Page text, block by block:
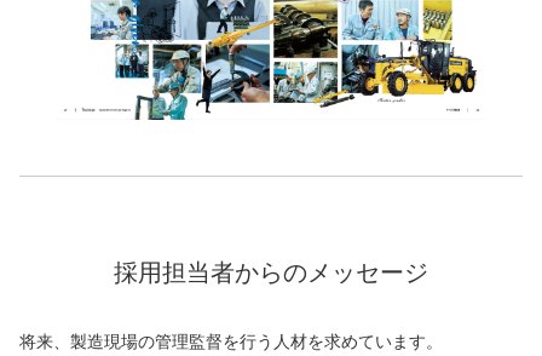
採用担当者からのメッセージ
将来、製造現場の管理監督を行う人材を求めています。